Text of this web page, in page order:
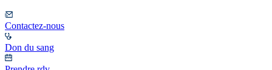
Contactez-nous
Don du sang